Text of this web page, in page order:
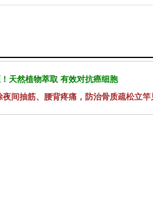
天然植物萃取 有效对抗癌细胞
间抽筋、腰背疼痛，防治骨质疏松立竿